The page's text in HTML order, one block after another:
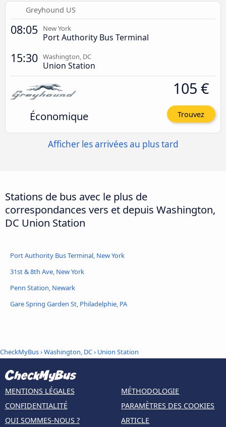
Greyhound US
08:05 New York
Port Authority Bus Terminal
15:30 Washington, DC
Union Station
Économique
105 €
Trouvez
Afficher les arrivées au plus tard
Stations de bus avec le plus de
correspondances vers et depuis Washington,
DC Union Station
Port Authority Bus Terminal, New York
31st & 8th Ave, New York
Penn Station, Newark
Gare Spring Garden St, Philadelphie, PA
CheckMyBus›Washington, DC› Union Station
MENTIONS LÉGALES
CONFIDENTIALITÉ
QUI SOMMES-NOUS ?
MÉTHODOLOGIE
PARAMÈTRES DES COOKIES
ARTICLE